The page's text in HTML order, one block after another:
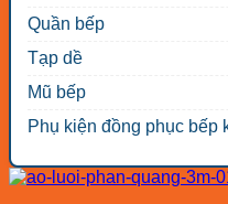
Quần bếp
Tạp dề
Mũ bếp
Phụ kiện đồng phục bếp